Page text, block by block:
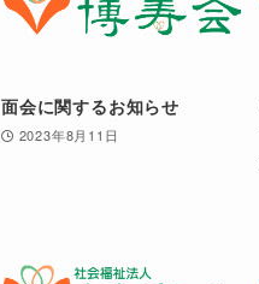
面会に関するお知らせ
2023年8月11日